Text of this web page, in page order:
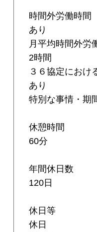
時間外労働時間
あり
月平均時間外労
2時間
３６協定におけ
あり
特別な事情・期
休憩時間
60分
年間休日数
120日
休日等
休日